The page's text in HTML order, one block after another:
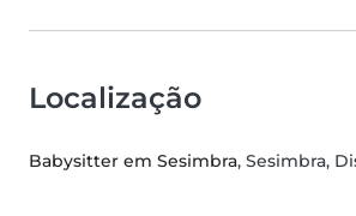
Localização
Babysitter em Sesimbra, Sesimbra,